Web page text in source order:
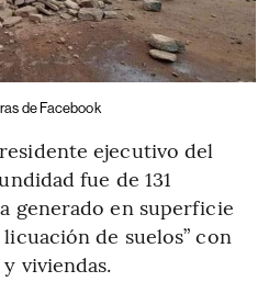
de Facebook
ejecutivo del
fue de 131
generado en superficie
de suelos” con
viviendas.